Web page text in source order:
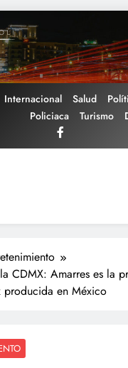
Internacional Salud
Policiaca
Turismo
CDMX: Amarres es la
producida en México